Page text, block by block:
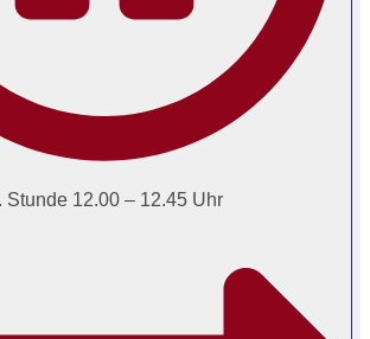
Stunde 12.00 – 12.45 Uhr